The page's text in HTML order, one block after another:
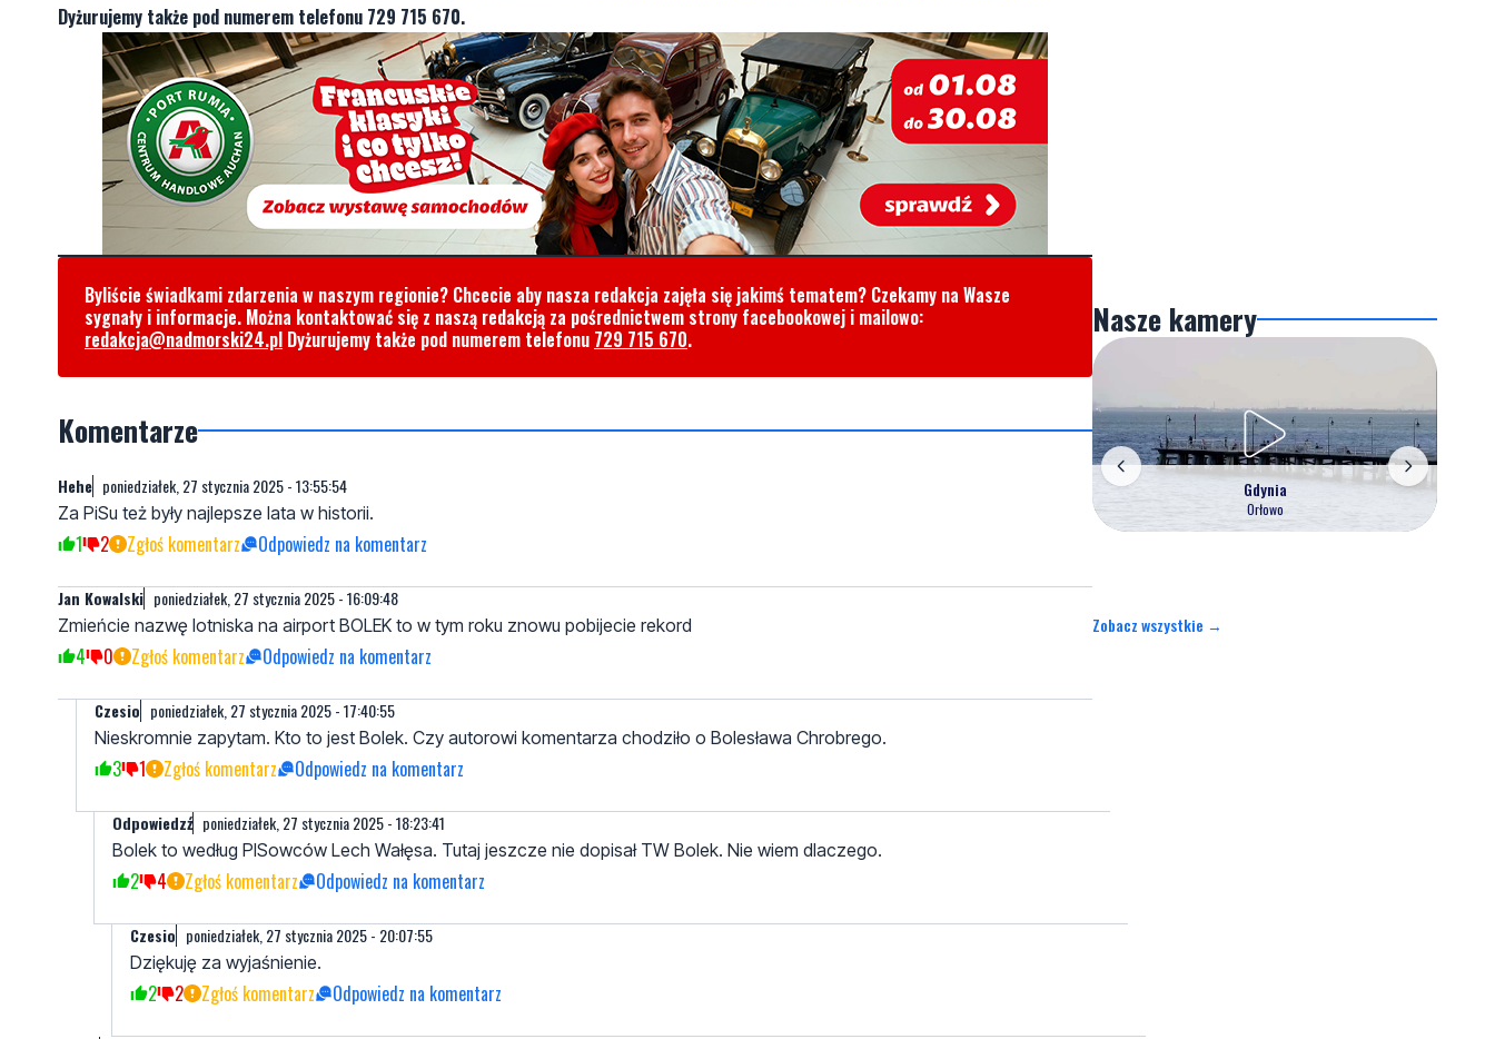
Dyżurujemy także pod numerem telefonu 729 715 670.
Byliście świadkami zdarzenia w naszym regionie? Chcecie aby nasza redakcja zajęła się jakimś tematem? Czekamy na Wasze
sygnały i informacje. Można kontaktować się z naszą redakcją za pośrednictwem strony facebookowej i mailowo:
redakcja@nadmorski24.pl Dyżurujemy także pod numerem telefonu 729 715 670.
Komentarze
Hehe poniedziałek, 27 stycznia 2025 - 13:55:54
Za PiSu też były najlepsze lata w historii.
1 2 Zgłoś komentarz Odpowiedz na komentarz
Jan Kowalski poniedziałek, 27 stycznia 2025 - 16:09:48
Zmieńcie nazwę lotniska na airport BOLEK to w tym roku znowu pobijecie rekord
4 0 Zgłoś komentarz Odpowiedz na komentarz
Czesio poniedziałek, 27 stycznia 2025 - 17:40:55
Nieskromnie zapytam. Kto to jest Bolek. Czy autorowi komentarza chodziło o Bolesława Chrobrego.
3 1 Zgłoś komentarz Odpowiedz na komentarz
Odpowiedzź poniedziałek, 27 stycznia 2025 - 18:23:41
Bolek to według PISowców Lech Wałęsa. Tutaj jeszcze nie dopisał TW Bolek. Nie wiem dlaczego.
2 4 Zgłoś komentarz Odpowiedz na komentarz
Czesio poniedziałek, 27 stycznia 2025 - 20:07:55
Dziękuję za wyjaśnienie.
2 2 Zgłoś komentarz Odpowiedz na komentarz
Nasze kamery
Gdynia
Orłowo
Zobacz wszystkie →